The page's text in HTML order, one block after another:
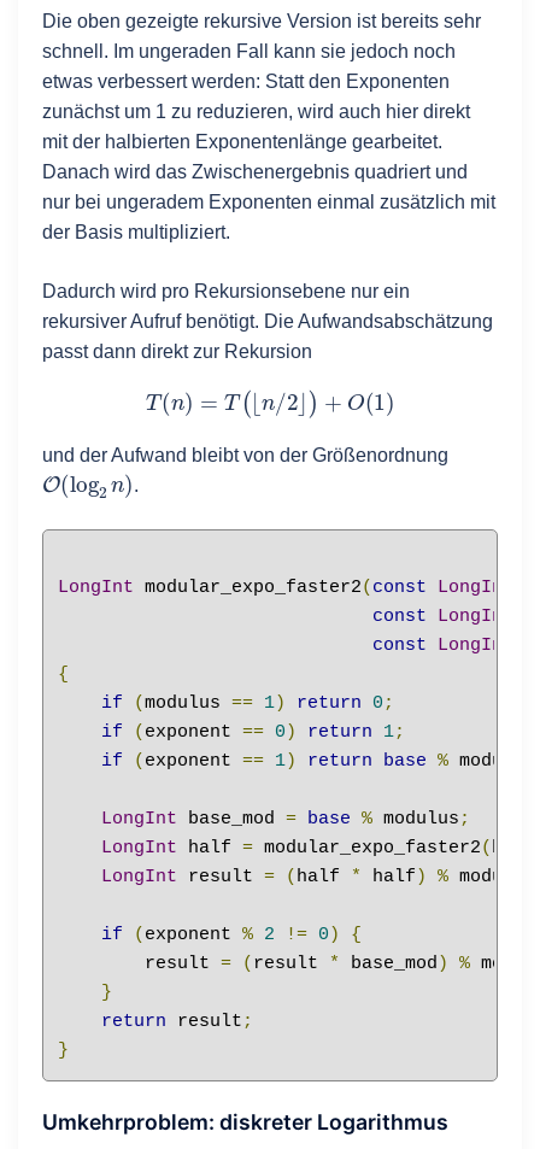
Die oben gezeigte rekursive Version ist bereits sehr
schnell. Im ungeraden Fall kann sie jedoch noch
etwas verbessert werden: Statt den Exponenten
zunächst um 1 zu reduzieren, wird auch hier direkt
mit der halbierten Exponentenlänge gearbeitet.
Danach wird das Zwischenergebnis quadriert und
nur bei ungeradem Exponenten einmal zusätzlich mit
der Basis multipliziert.
Dadurch wird pro Rekursionsebene nur ein
rekursiver Aufruf benötigt. Die Aufwandsabschätzung
passt dann direkt zur Rekursion
T( =T(⌊ 2⌋)+ O 1)
und der Aufwand bleibt von der Größenordnung
O(log )
.
LongInt modular_expo_faster2( const LongInt
const
LongInt
const
LongInt
{
if
(modulus == 1) return 0 ;
if
( exponent == 0 ) return 1;
if
( exponent == 1) return base % modulus
LongInt base_mod = base % modulus ;
LongInt half = modular_expo_faster2(
LongInt result = ( half * half ) % modulus
if ( exponent % 2 != 0 )
{
        result
= ( result * base_mod ) %
}
return result ;
}
Umkehrproblem: diskreter Logarithmus